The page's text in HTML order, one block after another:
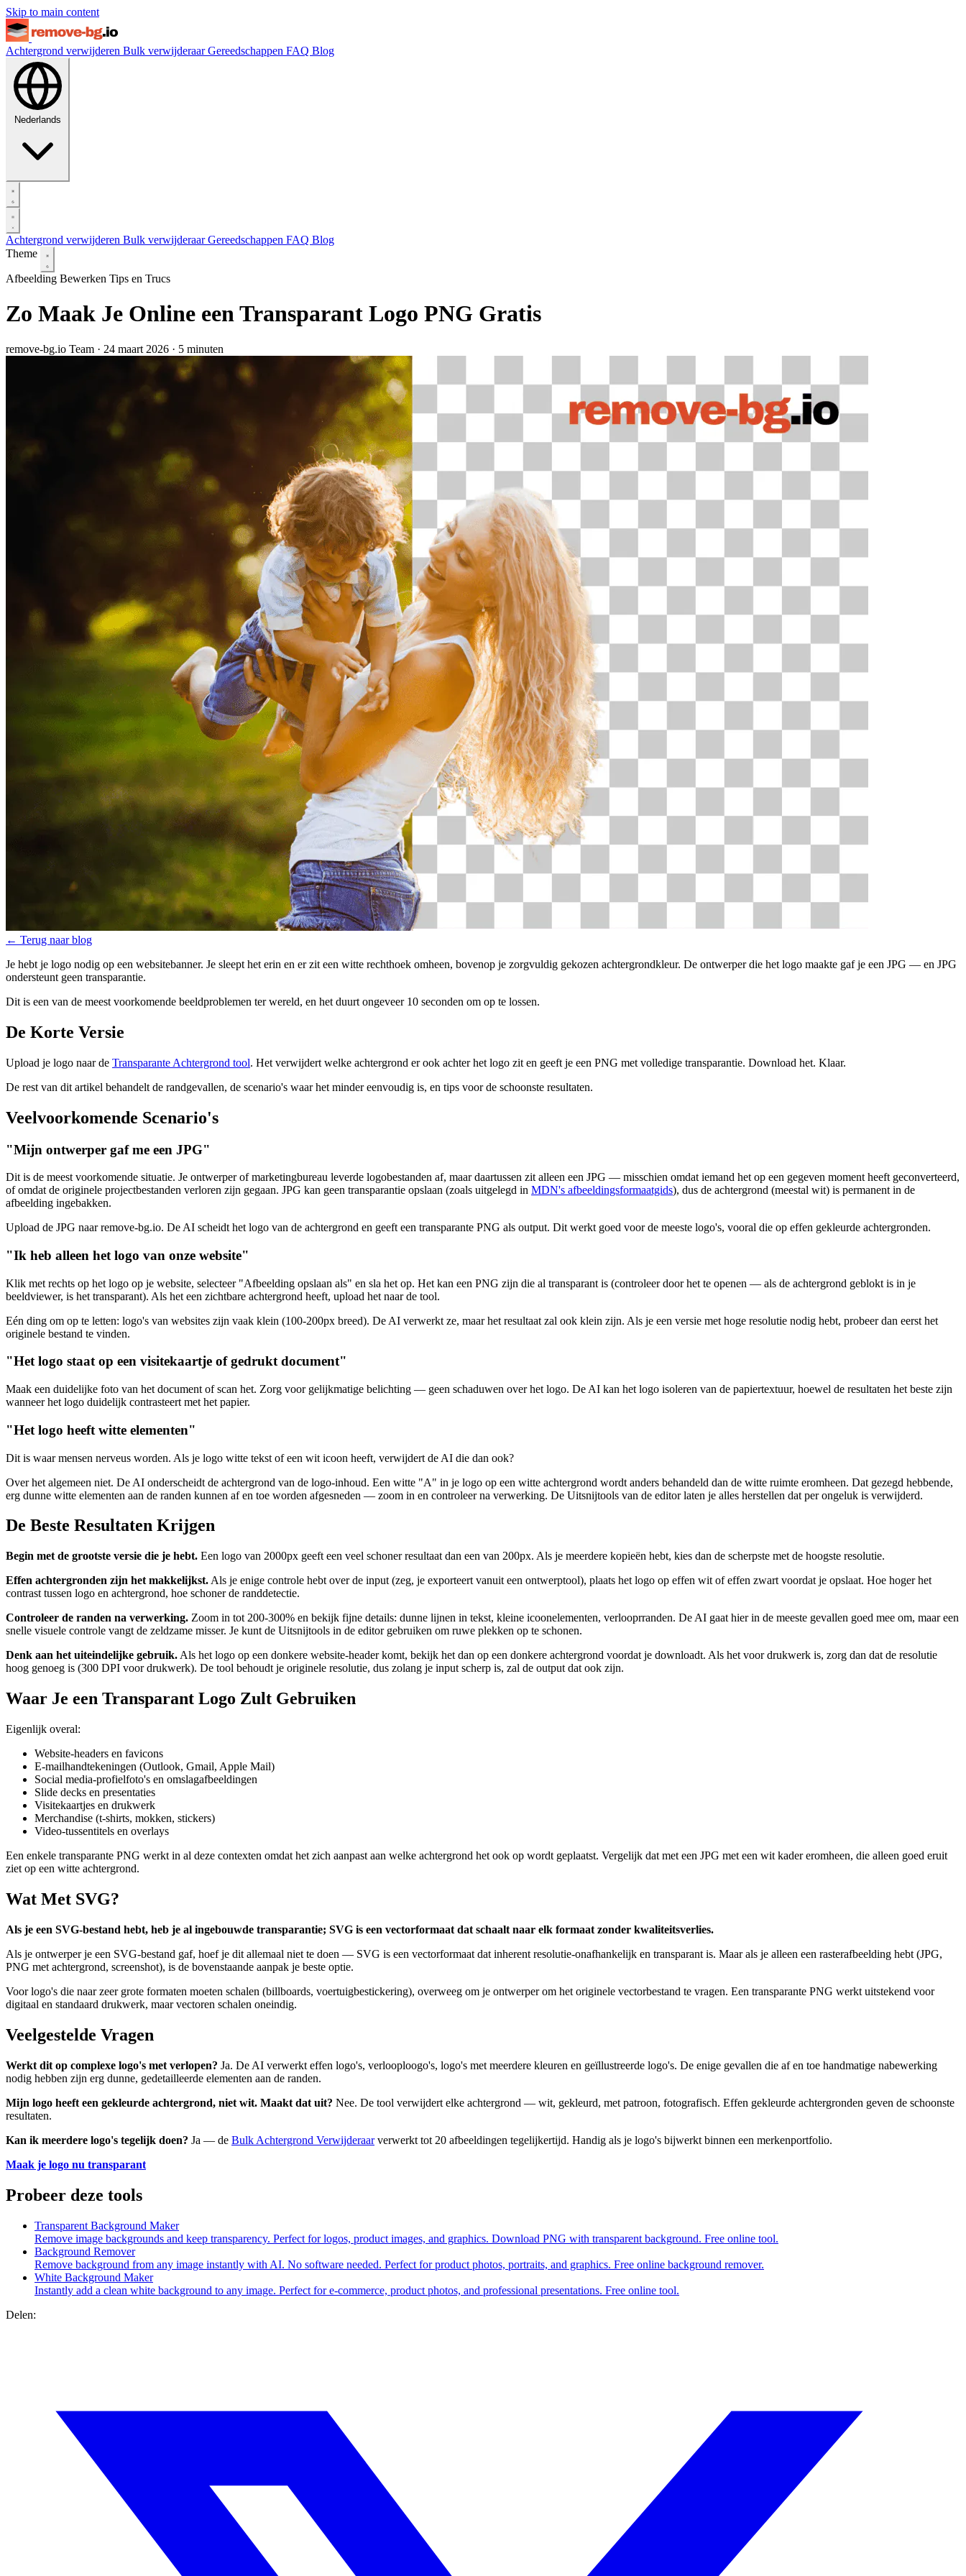
Skip to main content
Achtergrond verwijderen Bulk verwijderaarGereedschappen FAQ Blog
Nederlands
Achtergrond verwijderen Bulk verwijderaarGereedschappen FAQ Blog
Theme
Afbeelding Bewerken Tips en Trucs
Zo Maak Je Online een Transparant Logo PNG Gratis
remove-bg.io Team · 24 maart 2026 · 5 minuten
← Terug naar blog
Je hebt je logo nodig op een websitebanner. Je sleept het erin en er zit een witte rechthoek omheen, bovenop je zorgvuldig gekozen achtergrondkleur. De ontwerper die het logo maakte gaf je een JPG — en JPG
ondersteunt geen transparantie.
Dit is een van de meest voorkomende beeldproblemen ter wereld, en het duurt ongeveer 10 seconden om op te lossen.
De Korte Versie
Upload je logo naar de Transparante Achtergrond tool. Het verwijdert welke achtergrond er ook achter het logo zit en geeft je een PNG met volledige transparantie. Download het. Klaar.
De rest van dit artikel behandelt de randgevallen, de scenario's waar het minder eenvoudig is, en tips voor de schoonste resultaten.
Veelvoorkomende Scenario's
"Mijn ontwerper gaf me een JPG"
Dit is de meest voorkomende situatie. Je ontwerper of marketingbureau leverde logobestanden af, maar daartussen zit alleen een JPG — misschien omdat iemand het op een gegeven moment heeft geconverteerd,
of omdat de originele projectbestanden verloren zijn gegaan. JPG kan geen transparantie opslaan (zoals uitgelegd in MDN's afbeeldingsformaatgids), dus de achtergrond (meestal wit) is permanent in de
afbeelding ingebakken.
Upload de JPG naar remove-bg.io. De AI scheidt het logo van de achtergrond en geeft een transparante PNG als output. Dit werkt goed voor de meeste logo's, vooral die op effen gekleurde achtergronden.
"Ik heb alleen het logo van onze website"
Klik met rechts op het logo op je website, selecteer "Afbeelding opslaan als" en sla het op. Het kan een PNG zijn die al transparant is (controleer door het te openen — als de achtergrond geblokt is in je
beeldviewer, is het transparant). Als het een zichtbare achtergrond heeft, upload het naar de tool.
Eén ding om op te letten: logo's van websites zijn vaak klein (100-200px breed). De AI verwerkt ze, maar het resultaat zal ook klein zijn. Als je een versie met hoge resolutie nodig hebt, probeer dan eerst het
originele bestand te vinden.
"Het logo staat op een visitekaartje of gedrukt document"
Maak een duidelijke foto van het document of scan het. Zorg voor gelijkmatige belichting — geen schaduwen over het logo. De AI kan het logo isoleren van de papiertextuur, hoewel de resultaten het beste zijn
wanneer het logo duidelijk contrasteert met het papier.
"Het logo heeft witte elementen"
Dit is waar mensen nerveus worden. Als je logo witte tekst of een wit icoon heeft, verwijdert de AI die dan ook?
Over het algemeen niet. De AI onderscheidt de achtergrond van de logo-inhoud. Een witte "A" in je logo op een witte achtergrond wordt anders behandeld dan de witte ruimte eromheen. Dat gezegd hebbende,
erg dunne witte elementen aan de randen kunnen af en toe worden afgesneden — zoom in en controleer na verwerking. De Uitsnijtools van de editor laten je alles herstellen dat per ongeluk is verwijderd.
De Beste Resultaten Krijgen
Begin met de grootste versie die je hebt. Een logo van 2000px geeft een veel schoner resultaat dan een van 200px. Als je meerdere kopieën hebt, kies dan de scherpste met de hoogste resolutie.
Effen achtergronden zijn het makkelijkst. Als je enige controle hebt over de input (zeg, je exporteert vanuit een ontwerptool), plaats het logo op effen wit of effen zwart voordat je opslaat. Hoe hoger het
contrast tussen logo en achtergrond, hoe schoner de randdetectie.
Controleer de randen na verwerking. Zoom in tot 200-300% en bekijk fijne details: dunne lijnen in tekst, kleine icoonelementen, verlooprranden. De AI gaat hier in de meeste gevallen goed mee om, maar een
snelle visuele controle vangt de zeldzame misser. Je kunt de Uitsnijtools in de editor gebruiken om ruwe plekken op te schonen.
Denk aan het uiteindelijke gebruik. Als het logo op een donkere website-header komt, bekijk het dan op een donkere achtergrond voordat je downloadt. Als het voor drukwerk is, zorg dan dat de resolutie
hoog genoeg is (300 DPI voor drukwerk). De tool behoudt je originele resolutie, dus zolang je input scherp is, zal de output dat ook zijn.
Waar Je een Transparant Logo Zult Gebruiken
Eigenlijk overal:
Website-headers en favicons
E-mailhandtekeningen (Outlook, Gmail, Apple Mail)
Social media-profielfoto's en omslagafbeeldingen
Slide decks en presentaties
Visitekaartjes en drukwerk
Merchandise (t-shirts, mokken, stickers)
Video-tussentitels en overlays
Een enkele transparante PNG werkt in al deze contexten omdat het zich aanpast aan welke achtergrond het ook op wordt geplaatst. Vergelijk dat met een JPG met een wit kader eromheen, die alleen goed eruit
ziet op een witte achtergrond.
Wat Met SVG?
Als je een SVG-bestand hebt, heb je al ingebouwde transparantie; SVG is een vectorformaat dat schaalt naar elk formaat zonder kwaliteitsverlies.
Als je ontwerper je een SVG-bestand gaf, hoef je dit allemaal niet te doen — SVG is een vectorformaat dat inherent resolutie-onafhankelijk en transparant is. Maar als je alleen een rasterafbeelding hebt (JPG,
PNG met achtergrond, screenshot), is de bovenstaande aanpak je beste optie.
Voor logo's die naar zeer grote formaten moeten schalen (billboards, voertuigbestickering), overweeg om je ontwerper om het originele vectorbestand te vragen. Een transparante PNG werkt uitstekend voor
digitaal en standaard drukwerk, maar vectoren schalen oneindig.
Veelgestelde Vragen
Werkt dit op complexe logo's met verlopen? Ja. De AI verwerkt effen logo's, verlooploogo's, logo's met meerdere kleuren en geïllustreerde logo's. De enige gevallen die af en toe handmatige nabewerking
nodig hebben zijn erg dunne, gedetailleerde elementen aan de randen.
Mijn logo heeft een gekleurde achtergrond, niet wit. Maakt dat uit? Nee. De tool verwijdert elke achtergrond — wit, gekleurd, met patroon, fotografisch. Effen gekleurde achtergronden geven de schoonste
resultaten.
Kan ik meerdere logo's tegelijk doen? Ja — de Bulk Achtergrond Verwijderaarverwerkt tot 20 afbeeldingen tegelijkertijd. Handig als je logo's bijwerkt binnen een merkenportfolio.
Maak je logo nu transparant
Probeer deze tools
Transparent Background Maker
Remove image backgrounds and keep transparency. Perfect for logos, product images, and graphics. Download PNG with transparent background. Free online tool.
Background Remover
Remove background from any image instantly with AI. No software needed. Perfect for product photos, portraits, and graphics. Free online background remover.
White Background Maker
Instantly add a clean white background to any image. Perfect for e-commerce, product photos, and professional presentations. Free online tool.
Delen: